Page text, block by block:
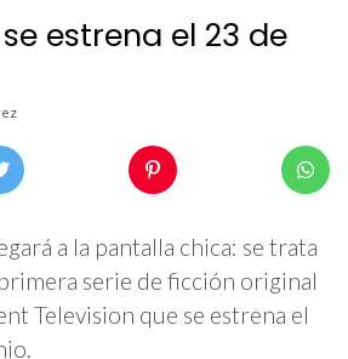
estrena el 23 de
a la pantalla chica: se trata
serie de ficción original
Television que se estrena el